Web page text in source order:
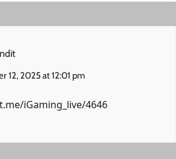
12, 2025 at 12:01 pm
iGaming_live/4646